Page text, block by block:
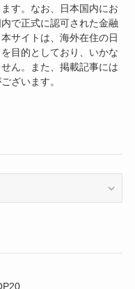
す。なお、日本国内にお
で正式に認可された金融
サイトは、海外在住の日
目的としており、いかな
ん。また、掲載記事には
ざいます。